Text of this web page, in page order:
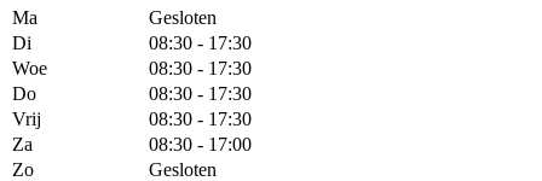
Ma
Gesloten
Di
08:30 - 17:30
Woe
08:30 - 17:30
Do
08:30 - 17:30
Vrij
08:30 - 17:30
Za
08:30 - 17:00
Zo
Gesloten